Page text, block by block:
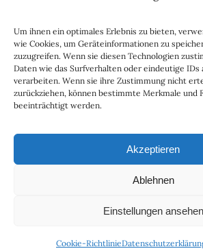
Um ihnen ein optimales Erlebnis zu bieten,
wie Cookies, um Geräteinformationen zu
zuzugreifen. Wenn sie diesen Technologien
Daten wie das Surfverhalten oder eindeutige IDs
verarbeiten. Wenn sie ihre Zustimmung nicht
zurückziehen, können bestimmte Merkmale und
beeinträchtigt werden.
Akzeptieren
Ablehnen
Einstellungen ansehen
Cookie-Richtlinie
Haftungsausschluss